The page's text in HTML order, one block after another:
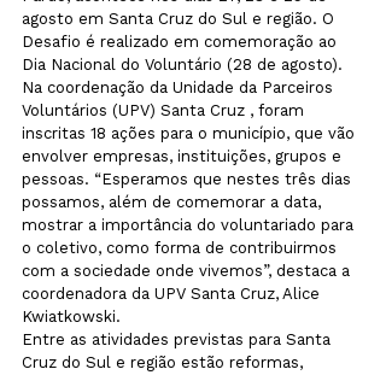
agosto em Santa Cruz do Sul e região. O
Desafio é realizado em comemoração ao
Dia Nacional do Voluntário (28 de agosto).
Na coordenação da Unidade da Parceiros
Voluntários (UPV) Santa Cruz , foram
inscritas 18 ações para o município, que vão
envolver empresas, instituições, grupos e
pessoas. “Esperamos que nestes três dias
possamos, além de comemorar a data,
mostrar a importância do voluntariado para
o coletivo, como forma de contribuirmos
com a sociedade onde vivemos”, destaca a
coordenadora da UPV Santa Cruz, Alice
Kwiatkowski.
Entre as atividades previstas para Santa
Cruz do Sul e região estão reformas,